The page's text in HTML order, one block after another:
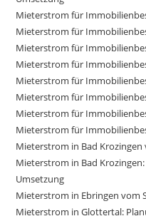
Mieterstrom für
Mieterstrom für
Mieterstrom für
Mieterstrom für
Mieterstrom für
Mieterstrom für
Mieterstrom für
Mieterstrom für
Mieterstrom in Bad
Mieterstrom in Bad
Umsetzung
Mieterstrom in Ebringen vom
Mieterstrom in Glottertal: